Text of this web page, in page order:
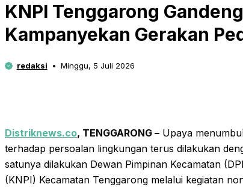
KNPI Tenggarong
Kampanyekan Gerakan
redaksi Minggu, 5 Juli 2026
Distriknews.co, TENGGARONG – Upaya
terhadap persoalan lingkungan terus dilakukan
satunya dilakukan Dewan Pimpinan Kecamatan
(KNPI) Kecamatan Tenggarong melalui kegiatan